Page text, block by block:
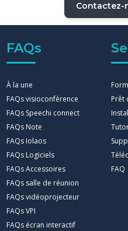
Contactez-
FAQs
À la une
FAQs visioconférence
FAQs Speechi connect
FAQs Note
FAQs Iolaos
FAQs Logiciels
FAQs Accessoires
FAQs salle de réunion
FAQs vidéoprojecteur
FAQs VPI
FAQs écran interactif
Prêt
FAQ